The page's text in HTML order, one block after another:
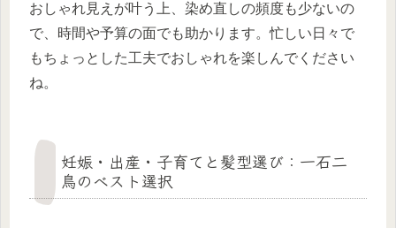
おしゃれ見えが叶う上、染め直しの頻度も少ないの
で、時間や予算の面でも助かります。忙しい日々で
もちょっとした工夫でおしゃれを楽しんでください
ね。
妊娠・出産・子育てと髪型選び：一石二
鳥のベスト選択